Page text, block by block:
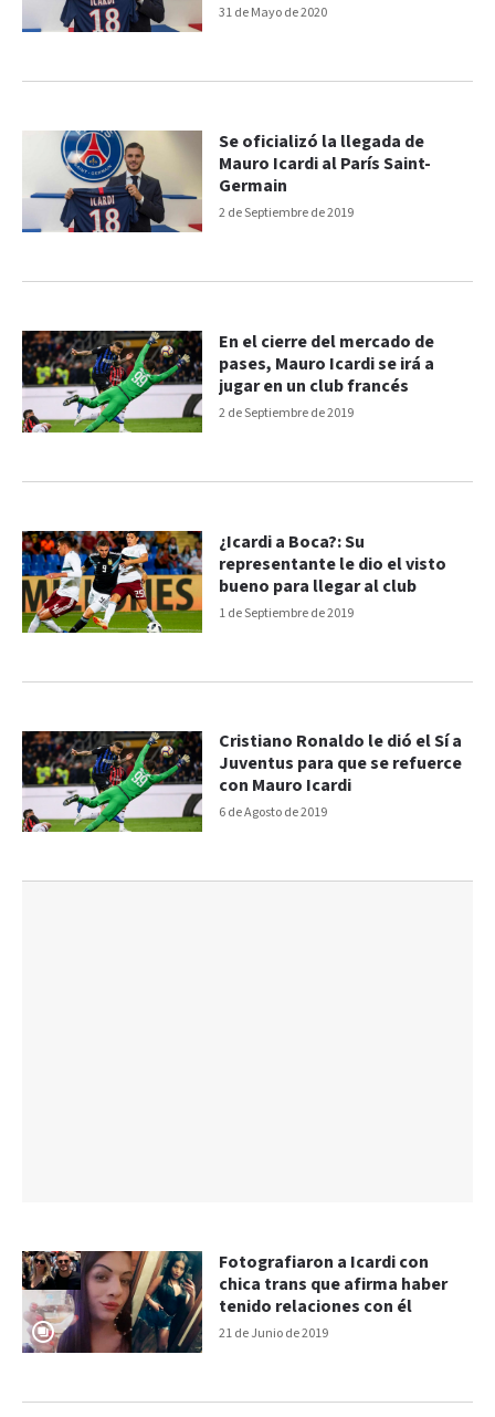
31 de Mayo de 2020
2 de Septiembre de 2019
Se oficializó la llegada de
Mauro Icardi al París Saint-
Germain
2 de Septiembre de 2019
En el cierre del mercado de
pases, Mauro Icardi se irá a
jugar en un club francés
1 de Septiembre de 2019
¿Icardi a Boca?: Su
representante le dio el visto
bueno para llegar al club
6 de Agosto de 2019
Cristiano Ronaldo le dió el Sí a
Juventus para que se refuerce
con Mauro Icardi
21 de Junio de 2019
Fotografiaron a Icardi con
chica trans que afirma haber
tenido relaciones con él